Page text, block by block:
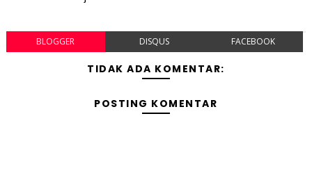
BLOGGER DISQUS FACEBOOK
TIDAK ADA KOMENTAR:
POSTING KOMENTAR